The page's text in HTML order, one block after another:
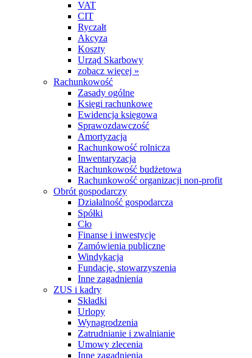
VAT
CIT
Ryczałt
Akcyza
Koszty
Urząd Skarbowy
zobacz więcej »
Rachunkowość
Zasady ogólne
Księgi rachunkowe
Ewidencja księgowa
Sprawozdawczość
Amortyzacja
Rachunkowość rolnicza
Inwentaryzacja
Rachunkowość budżetowa
Rachunkowość organizacji non-profit
Obrót gospodarczy
Działalność gospodarcza
Spółki
Cło
Finanse i inwestycje
Zamówienia publiczne
Windykacja
Fundacje, stowarzyszenia
Inne zagadnienia
ZUS i kadry
Składki
Urlopy
Wynagrodzenia
Zatrudnianie i zwalnianie
Umowy zlecenia
Inne zagadnienia